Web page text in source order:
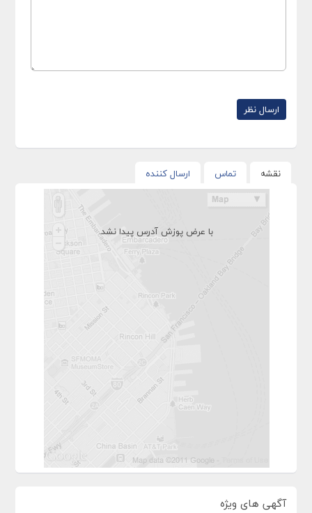
نقشه تماس ارسال کننده
با عرض پوزش آدرس پیدا نشد.
آگهی های ویژه